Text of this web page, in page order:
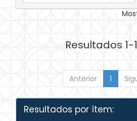
Resultados 1-
Anterior 1
Resultados por ítem: